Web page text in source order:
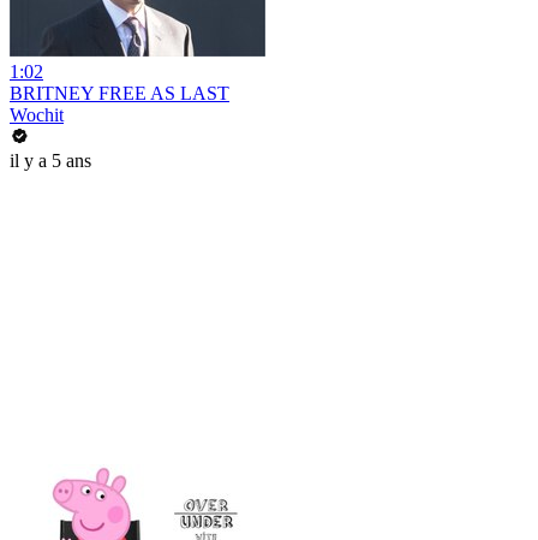
1:02
BRITNEY FREE AS LAST
Wochit
il y a 5 ans